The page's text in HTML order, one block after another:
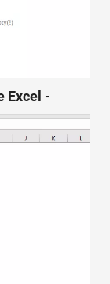
Excel -